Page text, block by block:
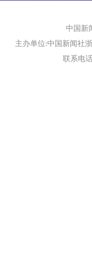
中国新
主办单位:中国新闻社
联系电